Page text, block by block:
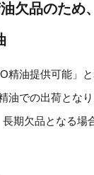
欠品のため
精油提供可能」
油での出荷とな
期欠品となる場